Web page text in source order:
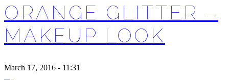
ORANGE GLITTER –
MAKEUP LOOK
March 17, 2016 - 11:31